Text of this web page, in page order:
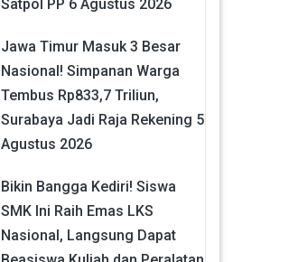
Satpol PP 6 Agustus 2026
Jawa Timur Masuk 3 Besar
Nasional! Simpanan Warga
Tembus Rp833,7 Triliun,
Surabaya Jadi Raja Rekening 5
Agustus 2026
Bikin Bangga Kediri! Siswa
SMK Ini Raih Emas LKS
Nasional, Langsung Dapat